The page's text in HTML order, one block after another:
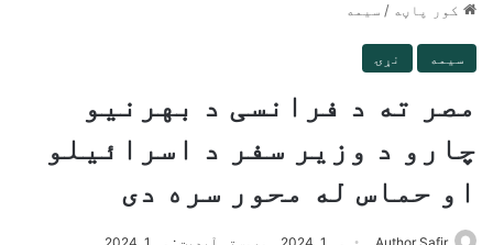
کور پاڼه / سیمه
سیمه نړۍ
مصر ته د فرانسی د بهرنیو
چارو د وزیر سفر د اسرائیلو
او حماس له محور سره دی